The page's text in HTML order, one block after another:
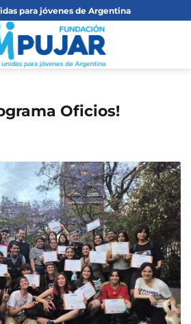
para jóvenes de Argentina
Oficios!